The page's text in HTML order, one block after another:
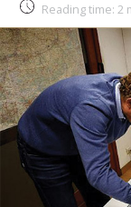
Reading time: 2